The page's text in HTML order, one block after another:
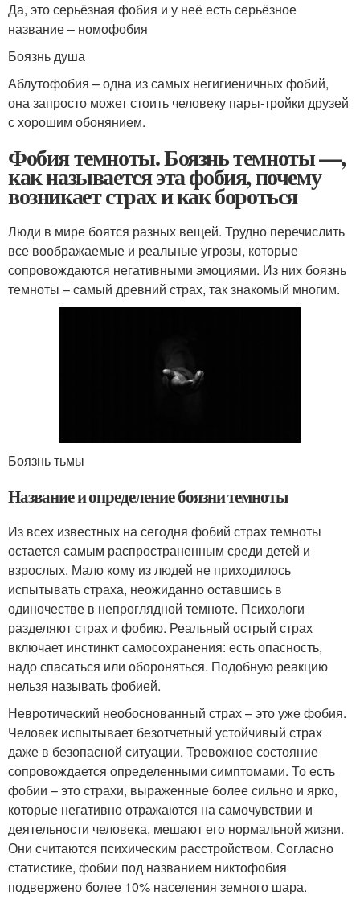
Да, это серьёзная фобия и у неё есть серьёзное
название – номофобия
Боязнь душа
Аблутофобия – одна из самых негигиеничных фобий,
она запросто может стоить человеку пары-тройки друзей
с хорошим обонянием.
Фобия темноты. Боязнь темноты —,
как называется эта фобия, почему
возникает страх и как бороться
Люди в мире боятся разных вещей. Трудно перечислить
все воображаемые и реальные угрозы, которые
сопровождаются негативными эмоциями. Из них боязнь
темноты – самый древний страх, так знакомый многим.
Боязнь тьмы
Название и определение боязни темноты
Из всех известных на сегодня фобий страх темноты
остается самым распространенным среди детей и
взрослых. Мало кому из людей не приходилось
испытывать страха, неожиданно оставшись в
одиночестве в непроглядной темноте. Психологи
разделяют страх и фобию. Реальный острый страх
включает инстинкт самосохранения: есть опасность,
надо спасаться или обороняться. Подобную реакцию
нельзя называть фобией.
Невротический необоснованный страх – это уже фобия.
Человек испытывает безотчетный устойчивый страх
даже в безопасной ситуации. Тревожное состояние
сопровождается определенными симптомами. То есть
фобии – это страхи, выраженные более сильно и ярко,
которые негативно отражаются на самочувствии и
деятельности человека, мешают его нормальной жизни.
Они считаются психическим расстройством. Согласно
статистике, фобии под названием никтофобия
подвержено более 10% населения земного шара.